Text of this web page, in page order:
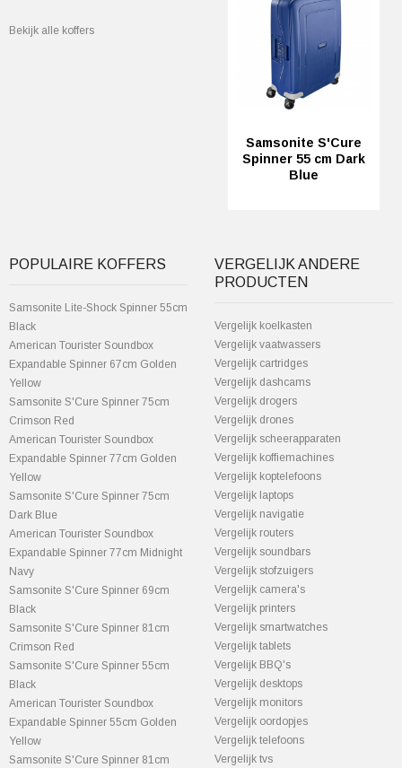
Bekijk alle koffers
Samsonite S'Cure
Spinner 55 cm Dark
Blue
POPULAIRE KOFFERS
Samsonite Lite-Shock Spinner 55cm
Black
American Tourister Soundbox
Expandable Spinner 67cm Golden
Yellow
Samsonite S'Cure Spinner 75cm
Crimson Red
American Tourister Soundbox
Expandable Spinner 77cm Golden
Yellow
Samsonite S'Cure Spinner 75cm
Dark Blue
American Tourister Soundbox
Expandable Spinner 77cm Midnight
Navy
Samsonite S'Cure Spinner 69cm
Black
Samsonite S'Cure Spinner 81cm
Crimson Red
Samsonite S'Cure Spinner 55cm
Black
American Tourister Soundbox
Expandable Spinner 55cm Golden
Yellow
Samsonite S'Cure Spinner 81cm
VERGELIJK ANDERE
PRODUCTEN
Vergelijk koelkasten
Vergelijk vaatwassers
Vergelijk cartridges
Vergelijk dashcams
Vergelijk drogers
Vergelijk drones
Vergelijk scheerapparaten
Vergelijk koffiemachines
Vergelijk koptelefoons
Vergelijk laptops
Vergelijk navigatie
Vergelijk routers
Vergelijk soundbars
Vergelijk stofzuigers
Vergelijk camera's
Vergelijk printers
Vergelijk smartwatches
Vergelijk tablets
Vergelijk BBQ's
Vergelijk desktops
Vergelijk monitors
Vergelijk oordopjes
Vergelijk telefoons
Vergelijk tvs